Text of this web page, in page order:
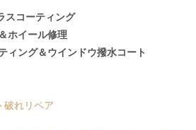
スコーティング
ホイール修理
ィング＆ウインドウ撥水コート
れリペア